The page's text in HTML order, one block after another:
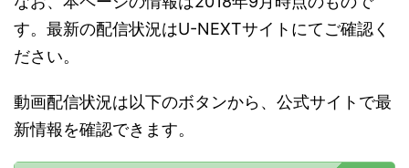
す。最新の配信状況はU-NEXTサイトにてご確認く
ださい。
動画配信状況は以下のボタンから、公式サイトで最
新情報を確認できます。